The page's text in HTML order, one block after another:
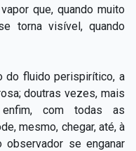
que, quando muito
torna visível, quando
do fluido perispirítico, a
doutras vezes, mais
enfim, com todas as
mesmo, chegar, até, à
se enganar